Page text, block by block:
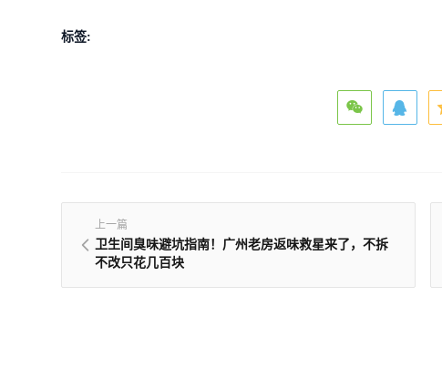
标签:
上一篇
卫生间臭味避坑指南！广州老房返味救星来了，不拆
不改只花几百块